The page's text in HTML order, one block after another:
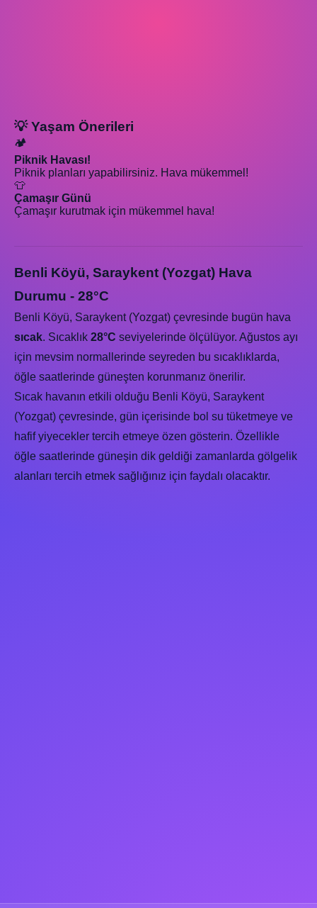
💡 Yaşam Önerileri
🏕️
Piknik Havası!
Piknik planları yapabilirsiniz. Hava mükemmel!
👕
Çamaşır Günü
Çamaşır kurutmak için mükemmel hava!
Benli Köyü, Saraykent (Yozgat) Hava
Durumu - 28°C
Benli Köyü, Saraykent (Yozgat) çevresinde bugün hava
sıcak. Sıcaklık 28°C seviyelerinde ölçülüyor. Ağustos ayı
için mevsim normallerinde seyreden bu sıcaklıklarda,
öğle saatlerinde güneşten korunmanız önerilir.
Sıcak havanın etkili olduğu Benli Köyü, Saraykent
(Yozgat) çevresinde, gün içerisinde bol su tüketmeye ve
hafif yiyecekler tercih etmeye özen gösterin. Özellikle
öğle saatlerinde güneşin dik geldiği zamanlarda gölgelik
alanları tercih etmek sağlığınız için faydalı olacaktır.